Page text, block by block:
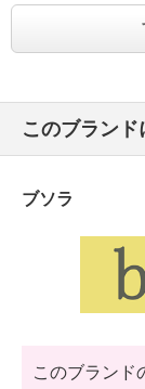
このブランド
ブソラ
このブランド